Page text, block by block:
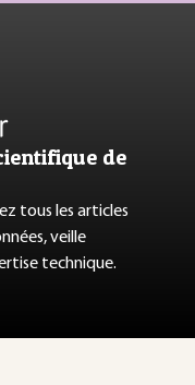
de
tous les articles
veille
technique.